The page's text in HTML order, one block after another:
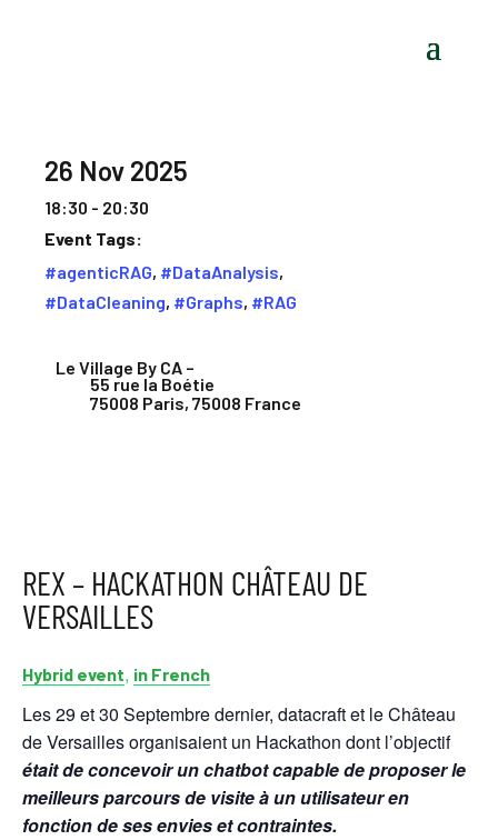
26 Nov 2025
18:30 - 20:30
Event Tags:
#agenticRAG, #DataAnalysis,
#DataCleaning, #Graphs, #RAG
Le Village By CA –
55 rue la Boétie
75008 Paris, 75008 France
REX – HACKATHON CHÂTEAU DE
VERSAILLES
Hybrid event, in French
Les 29 et 30 Septembre dernier, datacraft et le Château
de Versailles organisaient un Hackathon dont l’objectif
était de concevoir un chatbot capable de proposer le
meilleurs parcours de visite à un utilisateur en
fonction de ses envies et contraintes.